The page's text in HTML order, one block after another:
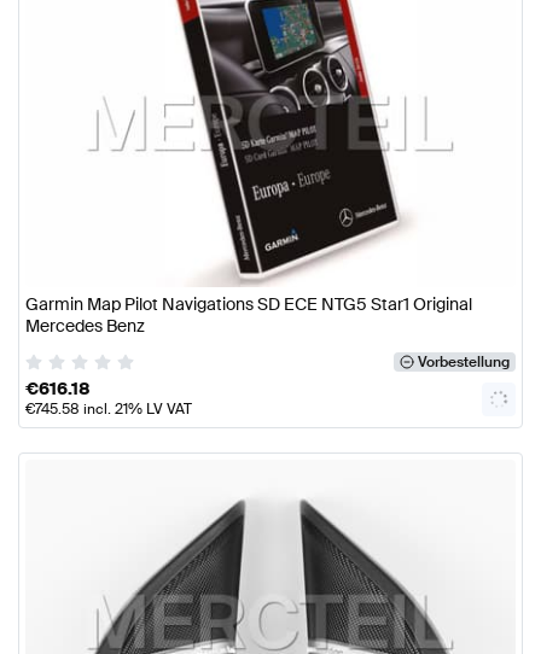
Garmin Map Pilot Navigations SD ECE NTG5 Star1 Original
Mercedes Benz
Vorbestellung
€616.18
€745.58 incl. 21% LV VAT